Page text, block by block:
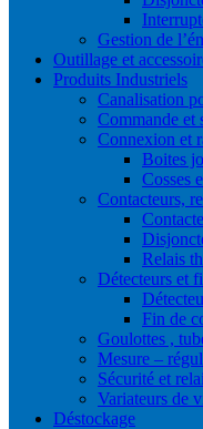
Gestion de
Outillage et
Produits Industriels
Canalisation
Commande et
Connexion et
Boites
Cosses
Contacteurs,
Relais
Détecteurs et
Fin de
Goulottes ,
Mesure –
Sécurité et
Variateurs de
Déstockage